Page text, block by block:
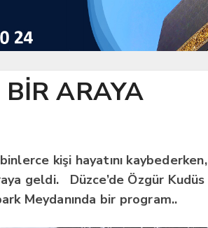
BİR ARAYA
kişi hayatını kaybederken,
geldi. Düzce’de Özgür Kudüs
Meydanında bir program..